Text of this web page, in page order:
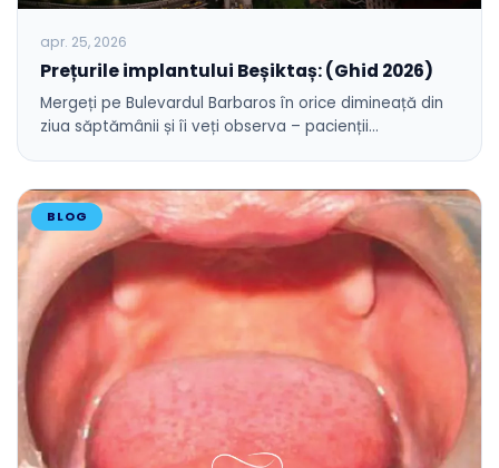
apr. 25, 2026
Prețurile implantului Beșiktaș: (Ghid 2026)
Mergeți pe Bulevardul Barbaros în orice dimineață din
ziua săptămânii și îi veți observa – pacienții…
BLOG